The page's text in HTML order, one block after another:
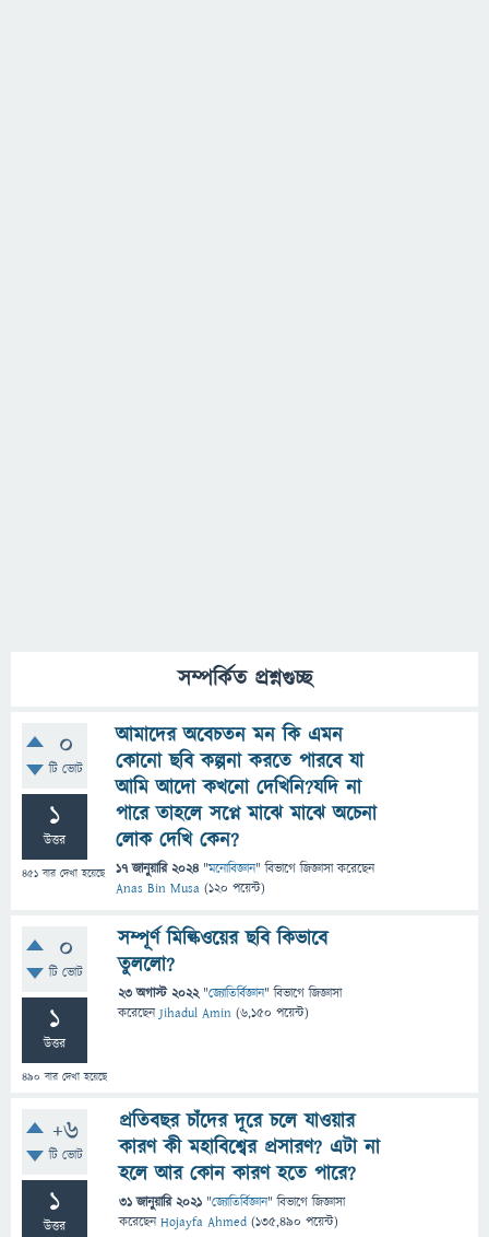
সম্পর্কিত প্রশ্নগুচ্ছ
0
টি ভোট
1
উত্তর
451 বার দেখা হয়েছে
আমাদের অবেচতন মন কি এমন
কোনো ছবি কল্পনা করতে পারবে যা
আমি আদো কখনো দেখিনি?যদি না
পারে তাহলে সপ্নে মাঝে মাঝে অচেনা
লোক দেখি কেন?
17 জানুয়ারি 2024 "মনোবিজ্ঞান" বিভাগে জিজ্ঞাসাকরেছেন
Anas Bin Musa (120 পয়েন্ট)
0
টি ভোট
1
উত্তর
490 বার দেখা হয়েছে
সম্পূর্ণ মিল্কিওয়ের ছবি কিভাবে
তুললো?
23 অগাস্ট 2022 "জ্যোতির্বিজ্ঞান" বিভাগে জিজ্ঞাসা
করেছেনJihadul Amin (6,150 পয়েন্ট)
+6
টি ভোট
1
উত্তর
প্রতিবছর চাঁদের দূরে চলে যাওয়ার
কারণ কী মহাবিশ্বের প্রসারণ? এটা না
হলে আর কোন কারণ হতে পারে?
31 জানুয়ারি 2021 "জ্যোতির্বিজ্ঞান" বিভাগে জিজ্ঞাসা
করেছেনHojayfa Ahmed (135,490 পয়েন্ট)